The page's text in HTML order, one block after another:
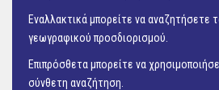
Εναλλακτικά μπορείτε να αναζητήσετε
γεωγραφικού προσδιορισμού.
Επιπρόσθετα μπορείτε να
σύνθετη αναζήτηση.